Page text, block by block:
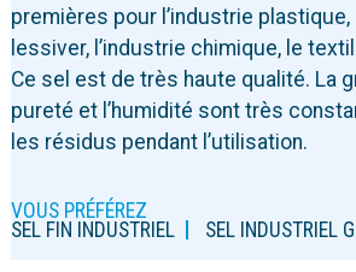
premières pour l’industrie
lessiver, l’industrie chimique, le
Ce sel est de très haute qualité. La
pureté et l’humidité sont très
les résidus pendant l’utilisation.
VOUS PRÉFÉREZ
SEL FIN INDUSTRIEL
SEL INDUSTRIEL